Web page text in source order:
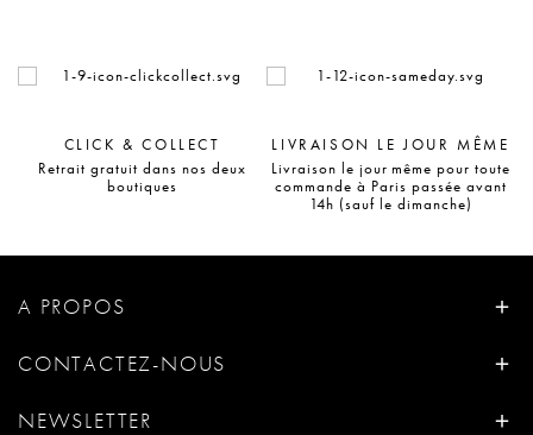
CLICK & COLLECT
Retrait gratuit dans nos deux
boutiques
LIVRAISON LE JOUR MÊME
Livraison le jour même pour toute
commande à Paris passée avant
14h (sauf le dimanche)
A PROPOS
CONTACTEZ-NOUS
NEWSLETTER